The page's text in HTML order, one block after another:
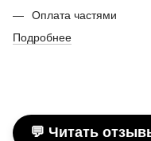
Оплата частями
Подробнее
💬 Читать